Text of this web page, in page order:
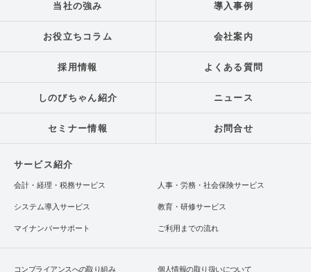
当社の強み 導入事例
お役立ちコラム 会社案内
採用情報 よくある質問
しのびちゃん紹介 ニュース
セミナー情報 お問合せ
サービス紹介
会計・経理・税務サービス 人事・労務・社会保険サービス
システム導入サービス 教育・研修サービス
マイナンバーサポート ご利用までの流れ
コンプライアンスへの取り組み 個人情報の取り扱いについて